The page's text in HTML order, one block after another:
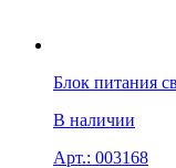
Блок питания
В наличии
Арт.: 003168